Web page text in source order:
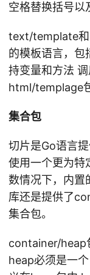
空格替换括号以
text/template
的模板语言，
持变量和方法 调
html/templage
集合包
切片是Go语言
使用一个更为特
数情况下，内置
库还是提供了
集合包。
container/heap
heap必须是一